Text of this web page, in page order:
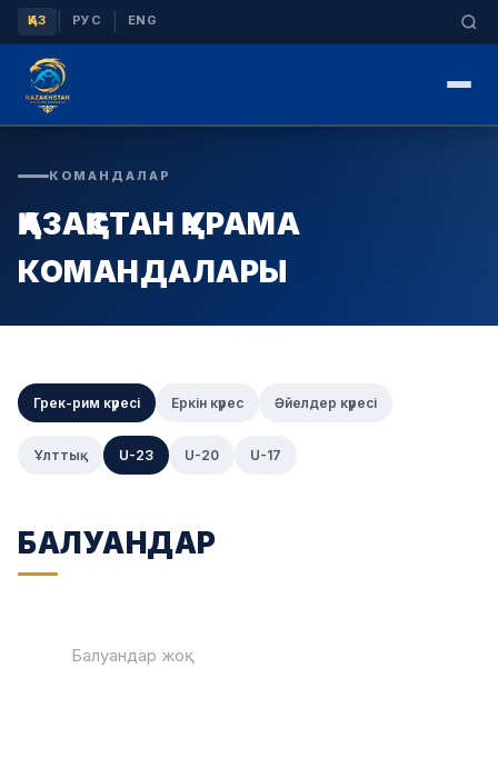
ҚАЗ РУС ENG
КОМАНДАЛАР
ҚАЗАҚСТАН ҚҰРАМА
КОМАНДАЛАРЫ
Грек-рим күресі Еркін күрес Әйелдер күресі
Ұлттық U-23 U-20 U-17
БАЛУАНДАР
Балуандар жоқ